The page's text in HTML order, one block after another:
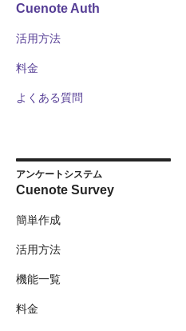
Cuenote Auth
活用方法
料金
よくある質問
アンケートシステム
Cuenote Survey
簡単作成
活用方法
機能一覧
料金